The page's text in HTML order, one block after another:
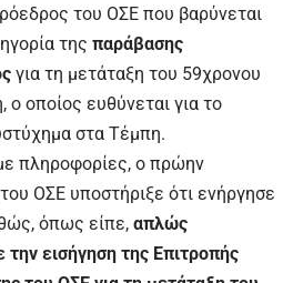
του ΟΣΕ που βαρύνεται
της παράβασης
για τη μετάταξη του 59χρονου
ο οποίος ευθύνεται για το
στα Τέμπη.
πληροφορίες, ο πρώην
ΟΣΕ υποστήριξε ότι ενήργησε
όπως είπε, απλώς
εισήγηση της Επιτροπής